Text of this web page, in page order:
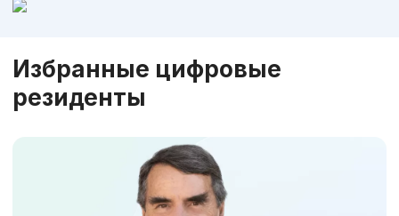
Избранные цифровые
резиденты